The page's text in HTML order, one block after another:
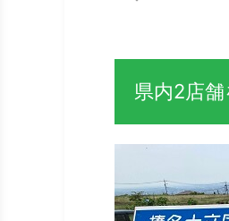
県内2店